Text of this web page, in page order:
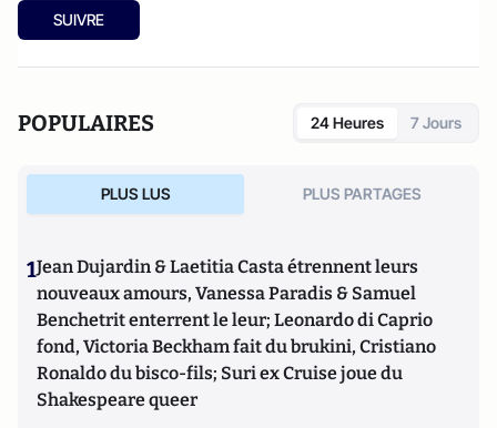
SUIVRE
POPULAIRES 24 Heures 7 Jours
PLUS LUS PLUS PARTAGES
1Jean Dujardin & Laetitia Casta étrennent leurs
nouveaux amours, Vanessa Paradis & Samuel
Benchetrit enterrent le leur; Leonardo di Caprio
fond, Victoria Beckham fait du brukini, Cristiano
Ronaldo du bisco-fils; Suri ex Cruise joue du
Shakespeare queer